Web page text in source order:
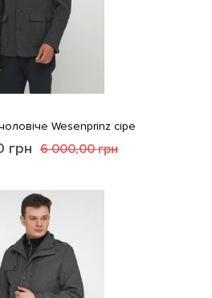
Wesenprinz сіре
грн 6 000,00грн